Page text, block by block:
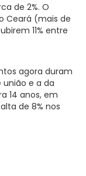
de 2%. O
Ceará (mais de
11% entre
agora duram
e a da
14 anos, em
de 8% nos